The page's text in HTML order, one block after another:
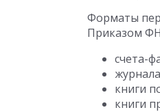
Форматы
Приказом
счета-
книги
книги